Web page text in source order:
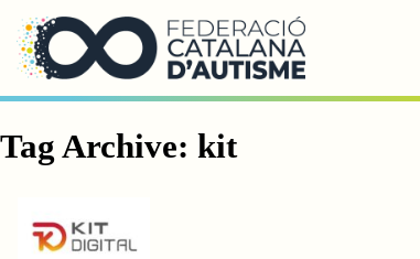
Saltar al contingut principal
Tag Archive: kit